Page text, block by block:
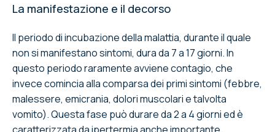
La manifestazione e il decorso
Il periodo di incubazione della malattia, durante il quale
non si manifestano sintomi, dura da 7 a 17 giorni. In
questo periodo raramente avviene contagio, che
invece comincia alla comparsa dei primi sintomi (febbre,
malessere, emicrania, dolori muscolari e talvolta
vomito). Questa fase può durare da 2 a 4 giorni ed è